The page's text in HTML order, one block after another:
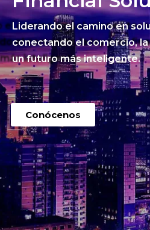
Liderando el camino en
conectando el comercio, la
un futuro más inteligente.
Conócenos